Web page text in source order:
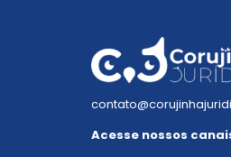
Acesse nossos